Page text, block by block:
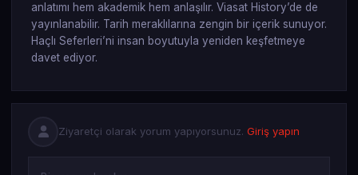
anlatımı hem akademik hem anlaşılır. Viasat History’de de
yayınlanabilir. Tarih meraklılarına zengin bir içerik sunuyor.
Haçlı Seferleri’ni insan boyutuyla yeniden keşfetmeye
davet ediyor.
Ziyaretçi olarak yorum yapıyorsunuz. Giriş yapın